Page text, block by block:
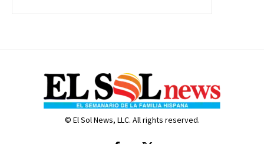
© El Sol News, LLC. All rights reserved.